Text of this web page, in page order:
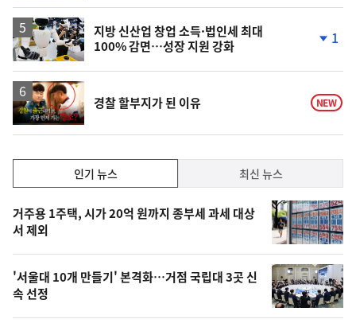
지방 신산업 창업 소득·법인세 최대
100% 감면…성장 지원 강화
하
락
1
영
상
경찰 할부지가 된 이유 NEW
기,
최
신,
오
늘
의
인기 뉴스 최신 뉴스
기
뉴
스
거주용 1주택, 시가 20억 원까지 종부세 과세 대상
서 제외
'서울대 10개 만들기' 본격화…거점 국립대 3곳 신
속 선정